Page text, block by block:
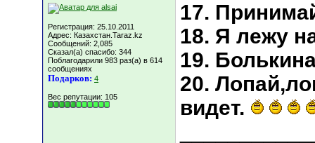
Регистрация: 25.10.2011
Адрес: Казахстан.Taraz.kz
Сообщений: 2,085
Сказал(а) спасибо: 344
Поблагодарили 983 раз(а) в 614
сообщениях
Подарков: 4
Вес репутации: 105
17.
18. Я лежу
19.
20.
видет.